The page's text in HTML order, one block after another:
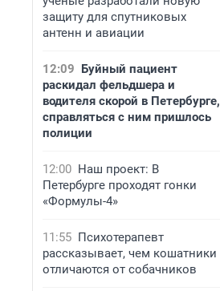
защиту для спутниковых
антенн и авиации
12:09 Буйный пациент
раскидал фельдшера и
водителя скорой в Петербурге,
справляться с ним пришлось
полиции
12:00 Наш проект: В
Петербурге проходят гонки
«Формулы-4»
11:55 Психотерапевт
рассказывает, чем кошатники
отличаются от собачников